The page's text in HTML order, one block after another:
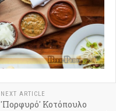
NEXT ARTICLE
'Πορφυρό' Κοτόπουλο